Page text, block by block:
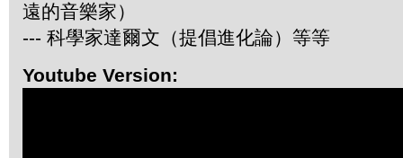
遠的音樂家）
--- 科學家達爾文（提倡進化論）等等
Youtube Version: